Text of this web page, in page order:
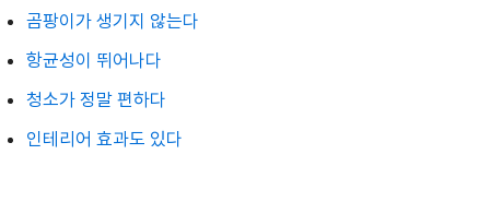
곰팡이가 생기지 않는다
항균성이 뛰어나다
청소가 정말 편하다
인테리어 효과도 있다